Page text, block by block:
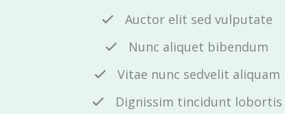
Auctor elit sed vulputate
Nunc aliquet bibendum
Vitae nunc sedvelit aliquam
Dignissim tincidunt lobortis